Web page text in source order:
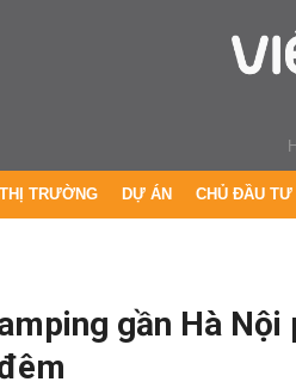
THỊ TRƯỜNG DỰ ÁN CHỦ ĐẦU TƯ
gần Hà Nội